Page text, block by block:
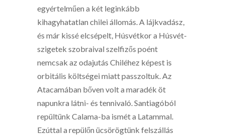
egyértelműen a két leginkább
kihagyhatatlan chilei állomás. A lájkvadász,
és már kissé elcsépelt, Húsvétkor a Húsvét-
szigetek szobraival szelfizős poént
nemcsak az odajutás Chiléhez képest is
orbitális költségei miatt passzoltuk. Az
Atacamában bőven volt a maradék öt
napunkra látni- és tennivaló. Santiagóból
repültünk Calama-ba ismét a Latammal.
Ezúttal a repülőn ücsörögtünk felszállás